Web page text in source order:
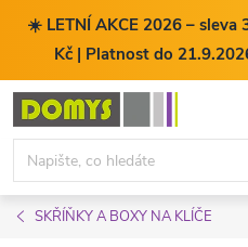
☀️ LETNÍ AKCE 2026 –
Kč | Platnost do
Přejít
obsah
SKŘÍŇKY A BOXY NA KLÍČE